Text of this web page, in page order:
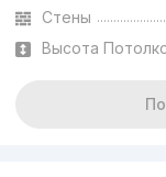
Стены
Высота